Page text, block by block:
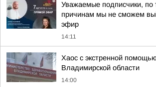
Уважаемые подписчики, по
причинам мы не сможем
эфир
14:11
Хаос с экстренной
Владимирской области
14:00